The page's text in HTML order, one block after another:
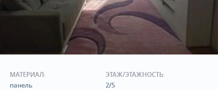
МАТЕРИАЛ:
панель
ЭТАЖ/ЭТАЖНОСТЬ:
2/5